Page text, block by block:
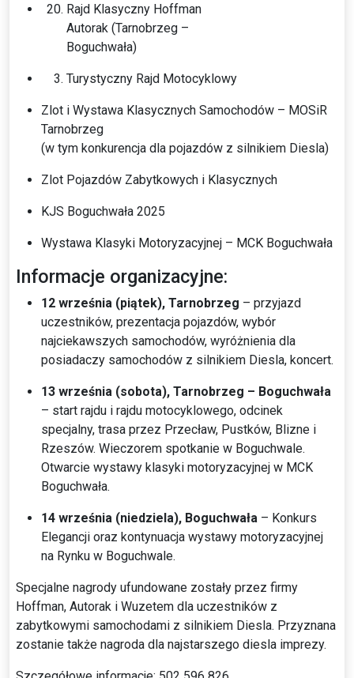
Rajd Klasyczny Hoffman
Autorak (Tarnobrzeg –
Boguchwała)
Turystyczny Rajd Motocyklowy
Zlot i Wystawa Klasycznych Samochodów – MOSiR
Tarnobrzeg
(w tym konkurencja dla pojazdów z silnikiem Diesla)
Zlot Pojazdów Zabytkowych i Klasycznych
KJS Boguchwała 2025
Wystawa Klasyki Motoryzacyjnej – MCK Boguchwała
Informacje organizacyjne:
12 września (piątek), Tarnobrzeg – przyjazd
uczestników, prezentacja pojazdów, wybór
najciekawszych samochodów, wyróżnienia dla
posiadaczy samochodów z silnikiem Diesla, koncert.
13 września (sobota), Tarnobrzeg – Boguchwała
– start rajdu i rajdu motocyklowego, odcinek
specjalny, trasa przez Przecław, Pustków, Blizne i
Rzeszów. Wieczorem spotkanie w Boguchwale.
Otwarcie wystawy klasyki motoryzacyjnej w MCK
Boguchwała.
14 września (niedziela), Boguchwała – Konkurs
Elegancji oraz kontynuacja wystawy motoryzacyjnej
na Rynku w Boguchwale.
Specjalne nagrody ufundowane zostały przez firmy
Hoffman, Autorak i Wuzetem dla uczestników z
zabytkowymi samochodami z silnikiem Diesla. Przyznana
zostanie także nagroda dla najstarszego diesla imprezy.